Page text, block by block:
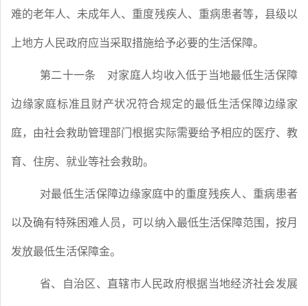
难的老年人、未成年人、重度残疾人、重病患者等，县级以
上地方人民政府应当采取措施给予必要的生活保障。
第二十一条 对家庭人均收入低于当地最低生活保障
边缘家庭标准且财产状况符合规定的最低生活保障边缘家
庭，由社会救助管理部门根据实际需要给予相应的医疗、教
育、住房、就业等社会救助。
对最低生活保障边缘家庭中的重度残疾人、重病患者
以及确有特殊困难人员，可以纳入最低生活保障范围，按月
发放最低生活保障金。
省、自治区、直辖市人民政府根据当地经济社会发展